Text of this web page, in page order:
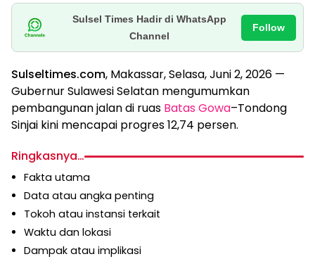
Sulsel Times Hadir di WhatsApp
Channel
Follow
Sulseltimes.com, Makassar, Selasa, Juni 2, 2026 —
Gubernur Sulawesi Selatan mengumumkan
pembangunan jalan di ruas Batas Gowa–Tondong
Sinjai kini mencapai progres 12,74 persen.
Ringkasnya…
Fakta utama
Data atau angka penting
Tokoh atau instansi terkait
Waktu dan lokasi
Dampak atau implikasi